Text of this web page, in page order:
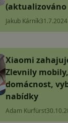
(aktualizováno
Jakub Kárník31.7.2024
Xiaomi
Zlevnily
domácnost,
nabídky
Adam Kurfürst